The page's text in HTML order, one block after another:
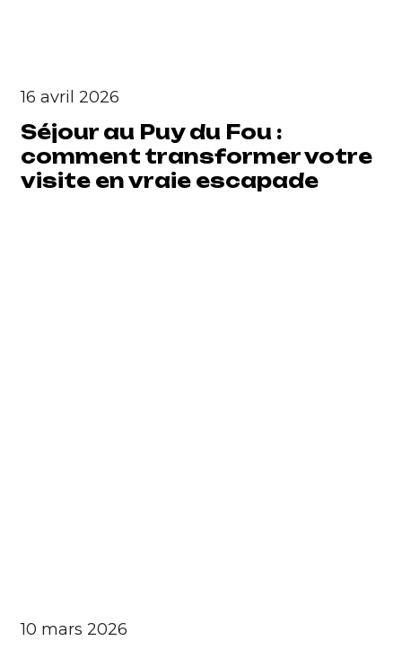
16 avril 2026
Séjour au Puy du Fou :
comment transformer votre
visite en vraie escapade
10 mars 2026